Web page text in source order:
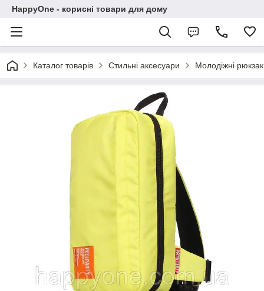
HappyOne - корисні товари для дому
Каталог товарів Стильні аксесуари Молодіжні